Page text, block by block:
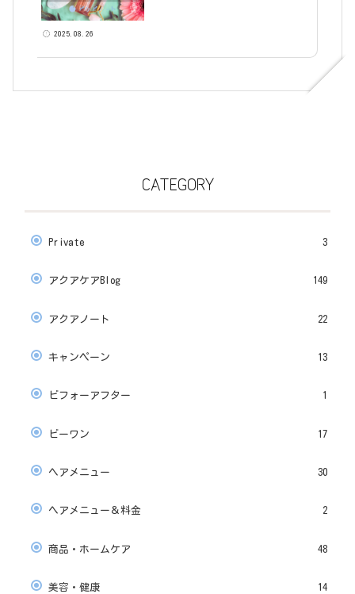
2025.08.26
CATEGORY
Private 3
アクアケアBlog 149
アクアノート 22
キャンペーン 13
ビフォーアフター 1
ビーワン 17
ヘアメニュー 30
ヘアメニュー＆料金 2
商品・ホームケア 48
美容・健康 14